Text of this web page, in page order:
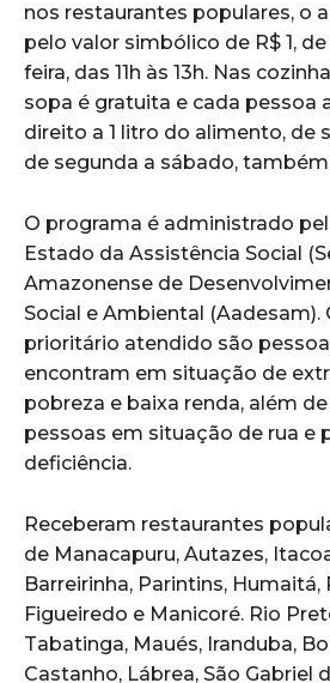
nos restaurantes populares, o
pelo valor simbólico de R$ 1,
feira, das 11h às 13h. Nas
sopa é gratuita e cada pessoa
direito a 1 litro do alimento, de
de segunda a sábado, também
O programa é administrado
Estado da Assistência Social
Amazonense de
Social e Ambiental (Aadesam).
prioritário atendido são
encontram em situação de
pobreza e baixa renda, além
pessoas em situação de rua e
deficiência.
Receberam restaurantes
de Manacapuru, Autazes,
Barreirinha, Parintins, Humaitá,
Figueiredo e Manicoré. Rio
Tabatinga, Maués, Iranduba,
Castanho, Lábrea, São Gabriel